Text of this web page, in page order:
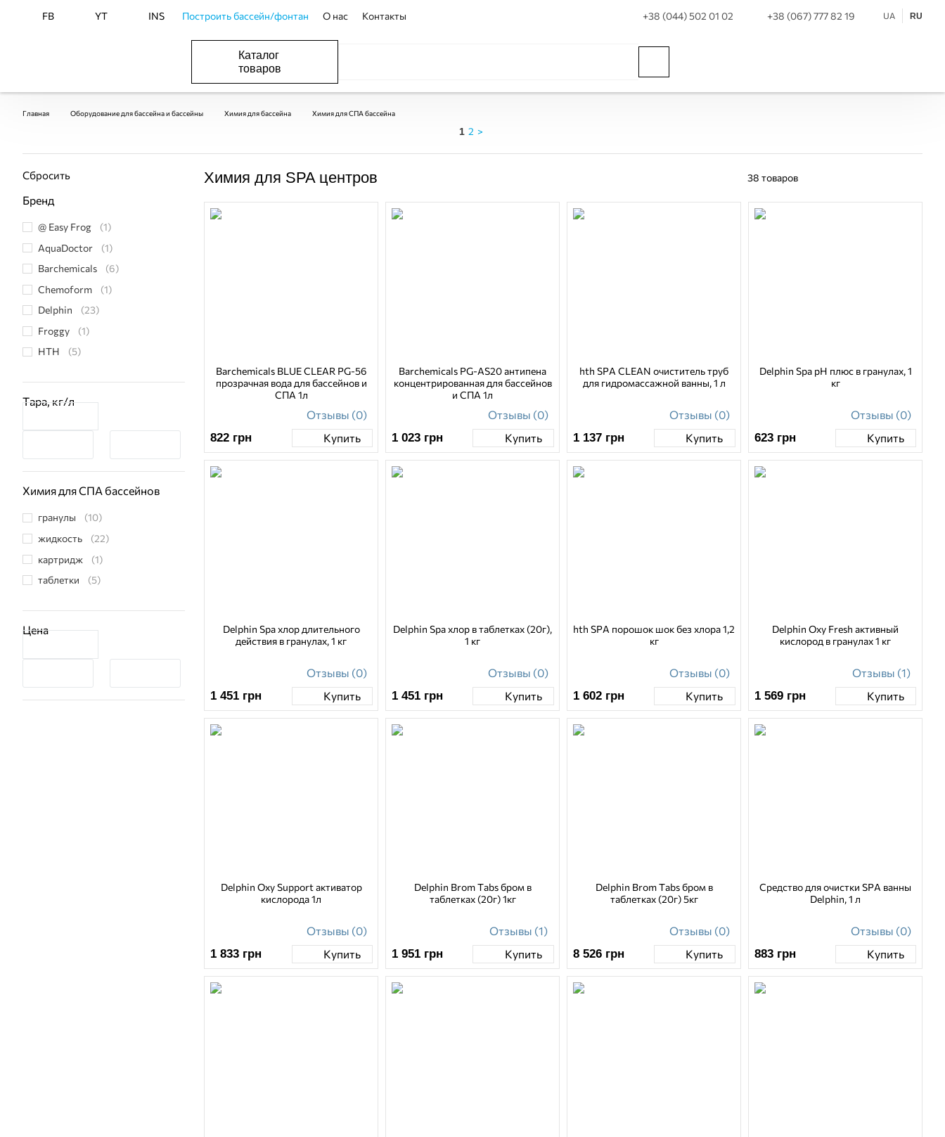
FB YT INS Построить бассейн/фонтан О нас Контакты +38 (044) 502 01 02 +38 (067) 777 82 19 UA RU
Каталог
товаров
Главная Оборудование для бассейна и бассейны Химия для бассейна Химия для СПА бассейна
1 2 >
Сбросить
Бренд
@ Easy Frog
(1)
AquaDoctor
(1)
Barchemicals
(6)
Chemoform
(1)
Delphin
(23)
Froggy
(1)
HTH
(5)
Тара, кг/л
Химия для СПА бассейнов
гранулы
(10)
жидкость
(22)
картридж
(1)
таблетки
(5)
Цена
Химия для SPA центров 38 товаров
Barchemicals BLUE CLEAR PG-56
прозрачная вода для бассейнов и
СПА 1л
Отзывы (0)
822 грн Купить
Barchemicals PG-AS20 антипена
концентрированная для бассейнов
и СПА 1л
Отзывы (0)
1 023 грн Купить
hth SPA CLEAN очиститель труб
для гидромассажной ванны, 1 л
Отзывы (0)
1 137 грн Купить
Delphin Spa рН плюс в гранулах, 1
кг
Отзывы (0)
623 грн Купить
Delphin Spa хлор длительного
действия в гранулах, 1 кг
Отзывы (0)
1 451 грн Купить
Delphin Spa хлор в таблетках (20г),
1 кг
Отзывы (0)
1 451 грн Купить
hth SPA порошок шок без хлора 1,2
кг
Отзывы (0)
1 602 грн Купить
Delphin Oxy Fresh активный
кислород в гранулах 1 кг
Отзывы (1)
1 569 грн Купить
Delphin Oxy Support активатор
кислорода 1л
Отзывы (0)
1 833 грн Купить
Delphin Brom Tabs бром в
таблетках (20г) 1кг
Отзывы (1)
1 951 грн Купить
Delphin Brom Tabs бром в
таблетках (20г) 5кг
Отзывы (0)
8 526 грн Купить
Средство для очистки SPA ванны
Delphin, 1 л
Отзывы (0)
883 грн Купить